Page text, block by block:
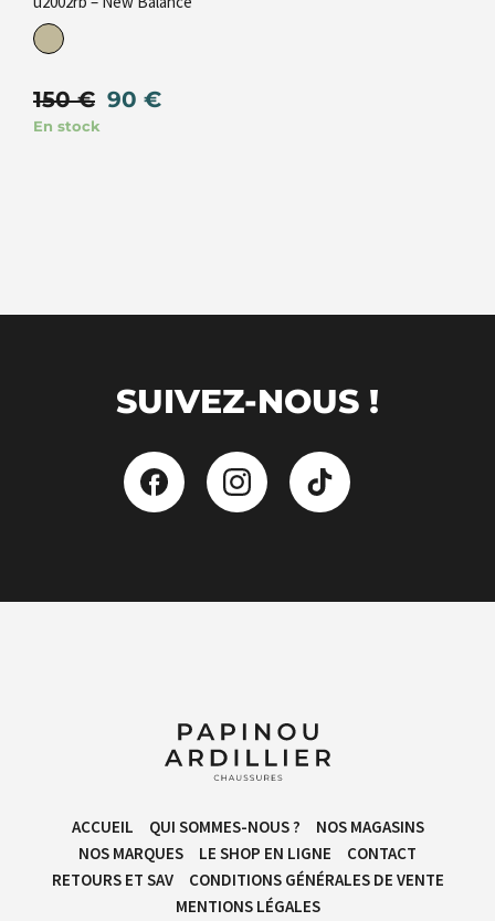
150€ 90 €
En stock
SUIVEZ-NOUS !
ACCUEIL QUI SOMMES-NOUS ?
NOS MAGASINS
NOS MARQUES
LE SHOP EN LIGNE
CONTACT
RETOURS ET SAV
CONDITIONS GÉNÉRALES DE VENTE​
MENTIONS LÉGALES